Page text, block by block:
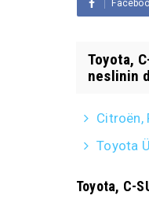
Toyota,
neslinin
Citroën,
Toyota
Toyota, C-